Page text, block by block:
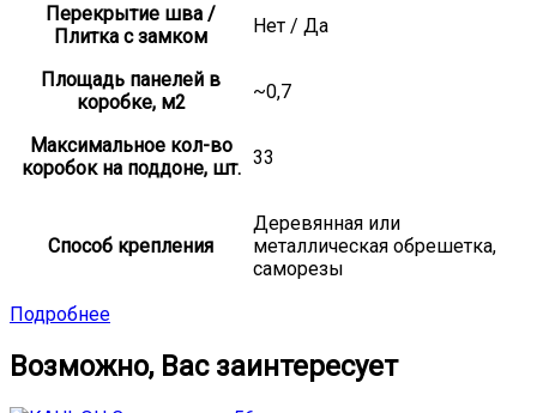
Перекрытие шва /
Плитка с замком
Нет / Да
Площадь панелей в
коробке, м2
~0,7
Максимальное кол-во
коробок на поддоне, шт. 33
Способ крепления
Деревянная или
металлическая обрешетка,
саморезы
Подробнее
Возможно, Вас заинтересует